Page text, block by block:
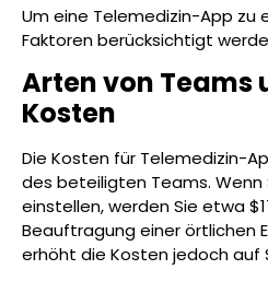
Um eine Telemedizin-App zu
Faktoren berücksichtigt
Arten von Teams
Kosten
Die Kosten für Telemedizin-
des beteiligten Teams. Wenn
einstellen, werden Sie etwa
Beauftragung einer örtlichen
erhöht die Kosten jedoch auf